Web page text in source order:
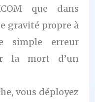
que dans
gravité propre à
simple erreur
la mort d’un
vous déployez